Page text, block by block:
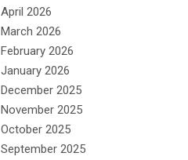
April 2026
March 2026
February 2026
January 2026
December 2025
November 2025
October 2025
September 2025